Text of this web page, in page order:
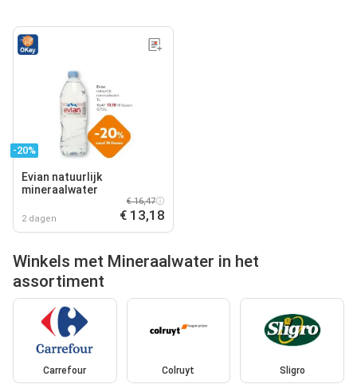
-20%
Evian natuurlijk
mineraalwater
2 dagen
€ 16,47
€ 13,18
Winkels met Mineraalwater in het
assortiment
Carrefour Colruyt Sligro